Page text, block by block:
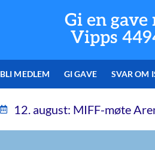
Gi en gave
Vipps
BLI MEDLEM GI GAVE SVAR OM
12. august: MIFF-møte